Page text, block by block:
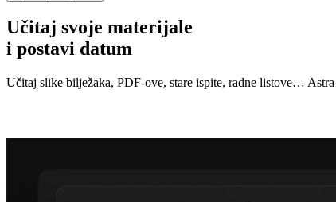
Učitaj svoje materijale
i postavi datum
Učitaj slike bilježaka, PDF-ove, stare ispite, radne listove…